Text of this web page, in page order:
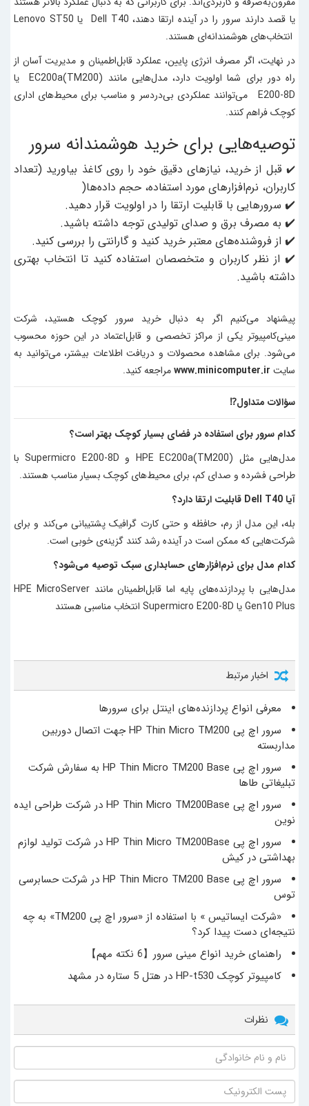
یا قصد دارند سرور را در آینده ارتقا دهند، Dell T40 یا Lenovo ST50
انتخاب‌های هوشمندانه‌ای هستند.
در نهایت، اگر مصرف انرژی پایین، عملکرد قابل‌اطمینان و مدیریت آسان از
راه دور برای شما اولویت دارد، مدل‌هایی مانند EC200a(TM200) یا
E200-8D می‌توانند عملکردی بی‌دردسر و مناسب برای محیط‌های اداری
کوچک فراهم کنند.
توصیه‌هایی برای خرید هوشمندانه سرور
✔️ قبل از خرید، نیازهای دقیق خود را روی کاغذ بیاورید (تعداد
کاربران، نرم‌افزارهای مورد استفاده، حجم داده‌ها(
✔️ سرورهایی با قابلیت ارتقا را در اولویت قرار دهید.
✔️ به مصرف برق و صدای تولیدی توجه داشته باشید.
✔️ از فروشنده‌های معتبر خرید کنید و گارانتی را بررسی کنید.
✔️ از نظر کاربران و متخصصان استفاده کنید تا انتخاب بهتری
داشته باشید.
پیشنهاد می‌کنیم اگر به دنبال خرید سرور کوچک هستید، شرکت
مینی‌کامپیوتر یکی از مراکز تخصصی و قابل‌اعتماد در این حوزه محسوب
می‌شود. برای مشاهده محصولات و دریافت اطلاعات بیشتر، می‌توانید به
سایت www.minicomputer.irمراجعه کنید.
سؤالات متداول⁉️
کدام سرور برای استفاده در فضای بسیار کوچک بهتر است؟
مدل‌هایی مثل HPE EC200a(TM200) و Supermicro E200-8D با
طراحی فشرده و صدای کم، برای محیط‌های کوچک بسیار مناسب هستند.
آیا Dell T40 قابلیت ارتقا دارد؟
بله، این مدل از رم، حافظه و حتی کارت گرافیک پشتیبانی می‌کند و برای
شرکت‌هایی که ممکن است در آینده رشد کنند گزینه‌ی خوبی است.
کدام مدل برای نرم‌افزارهای حسابداری سبک توصیه می‌شود؟
مدل‌هایی با پردازنده‌های پایه اما قابل‌اطمینان مانند HPE MicroServer
Gen10 Plus یا Supermicro E200-8D انتخاب مناسبی هستند
اخبار مرتبط
معرفی انواع پردازنده‌های اینتل برای سرورها
سرور اچ پی HP Thin Micro TM200 جهت اتصال دوربین
مداربسته
سرور اچ پی HP Thin Micro TM200 Base به سفارش شرکت
تبلیغاتی طاها
سرور اچ پی HP Thin Micro TM200Base در شرکت طراحی ایده
نوین
سرور اچ پی HP Thin Micro TM200Base در شرکت تولید لوازم
بهداشتی در کیش
سرور اچ پی HP Thin Micro TM200 Base در شرکت حسابرسی
توس
«شرکت ایساتیس » با استفاده از «سرور اچ پی TM200» به چه
نتیجه‌ای دست پیدا کرد؟
راهنمای خرید انواع مینی سرور【6 نکته مهم】
کامپیوتر کوچک HP-t530 در هتل 5 ستاره‌ در مشهد
نظرات